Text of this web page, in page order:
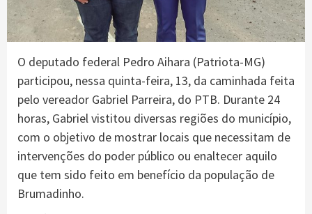
O deputado federal Pedro Aihara (Patriota-MG)
participou, nessa quinta-feira, 13, da caminhada feita
pelo vereador Gabriel Parreira, do PTB. Durante 24
horas, Gabriel vistitou diversas regiões do município,
com o objetivo de mostrar locais que necessitam de
intervenções do poder público ou enaltecer aquilo
que tem sido feito em benefício da população de
Brumadinho.